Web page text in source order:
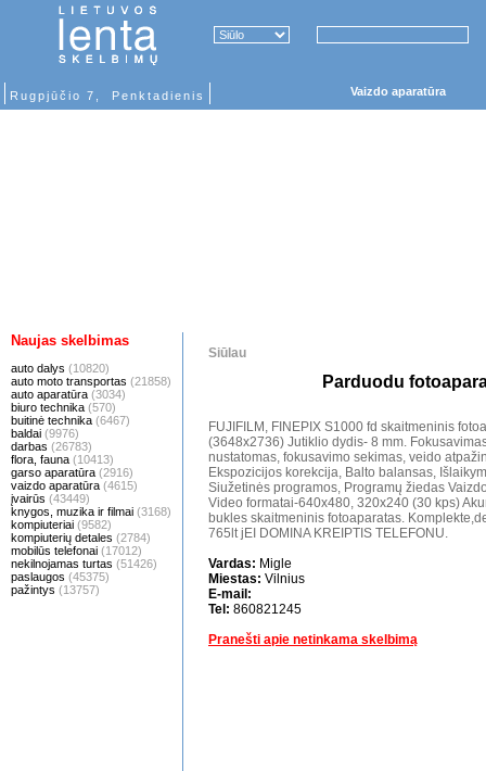
Rugpjūčio 7, Penktadienis Vaizdo aparatūra
Naujas skelbimas
auto dalys (10820)
auto moto transportas (21858)
auto aparatūra (3034)
biuro technika (570)
buitinė technika (6467)
baldai (9976)
darbas (26783)
flora, fauna (10413)
garso aparatūra (2916)
vaizdo aparatūra (4615)
įvairūs (43449)
knygos, muzika ir filmai (3168)
kompiuteriai (9582)
kompiuterių detales (2784)
mobilūs telefonai (17012)
nekilnojamas turtas (51426)
paslaugos (45375)
pažintys (13757)
Siūlau
Parduodu
FUJIFILM, FINEPIX S1000 fd skaitmeninis
(3648x2736) Jutiklio dydis- 8 mm.
nustatomas, fokusavimo sekimas, veido
Ekspozicijos korekcija, Balto balansas,
Siužetinės programos, Programų žiedas
Video formatai-640x480, 320x240 (30 kps)
bukles skaitmeninis fotoaparatas.
765lt jEI DOMINA KREIPTIS TELEFONU.
Vardas: Migle
Miestas: Vilnius
E-mail:
Tel: 860821245
Pranešti apie netinkama skelbimą